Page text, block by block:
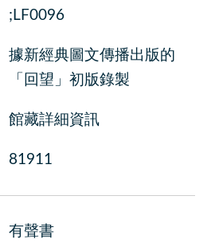
;LF0096
據新經典圖文傳播出版的
「回望」初版錄製
館藏詳細資訊
81911
有聲書